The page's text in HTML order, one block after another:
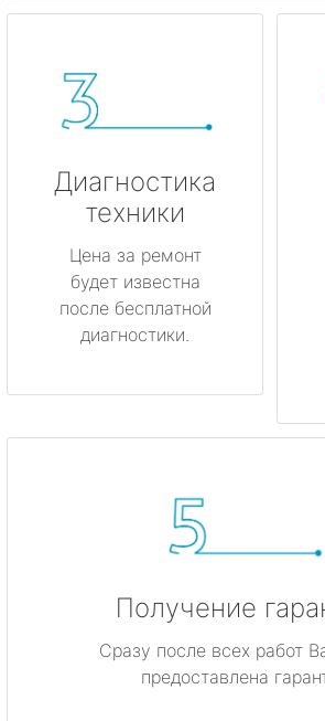
Диагностика
техники
Цена за ремонт
будет известна
после бесплатной
диагностики.
Получение
Сразу после всех работ
предоставлена